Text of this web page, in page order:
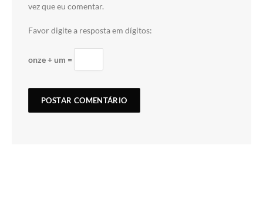
vez que eu comentar.
Favor digite a resposta em dígitos:
onze + um =